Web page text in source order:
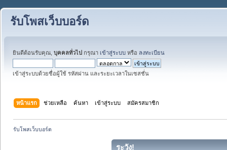
รับโพสเว็บบอร์ด
ยินดีต้อนรับคุณ, บุคคลทั่วไป กรุณา เข้าสู่ระบบ หรือ ลงทะเบียน
เข้าสู่ระบบด้วยชื่อผู้ใช้ รหัสผ่าน และระยะเวลาในเซสชั่น
หน้าแรก ช่วยเหลือ ค้นหา เข้าสู่ระบบ สมัครสมาชิก
รับโพสเว็บบอร์ด
ระวัง!